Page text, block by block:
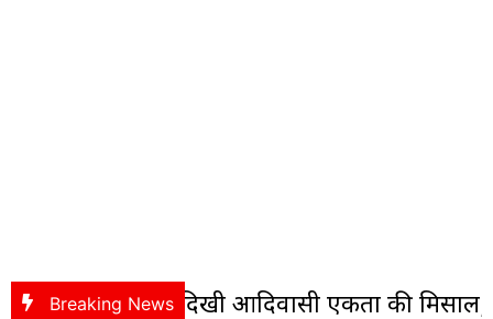
Breaking News
में दिखी आदिवासी एकता की मिसाल, विधायक